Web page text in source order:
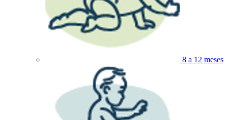
8 a 12 meses